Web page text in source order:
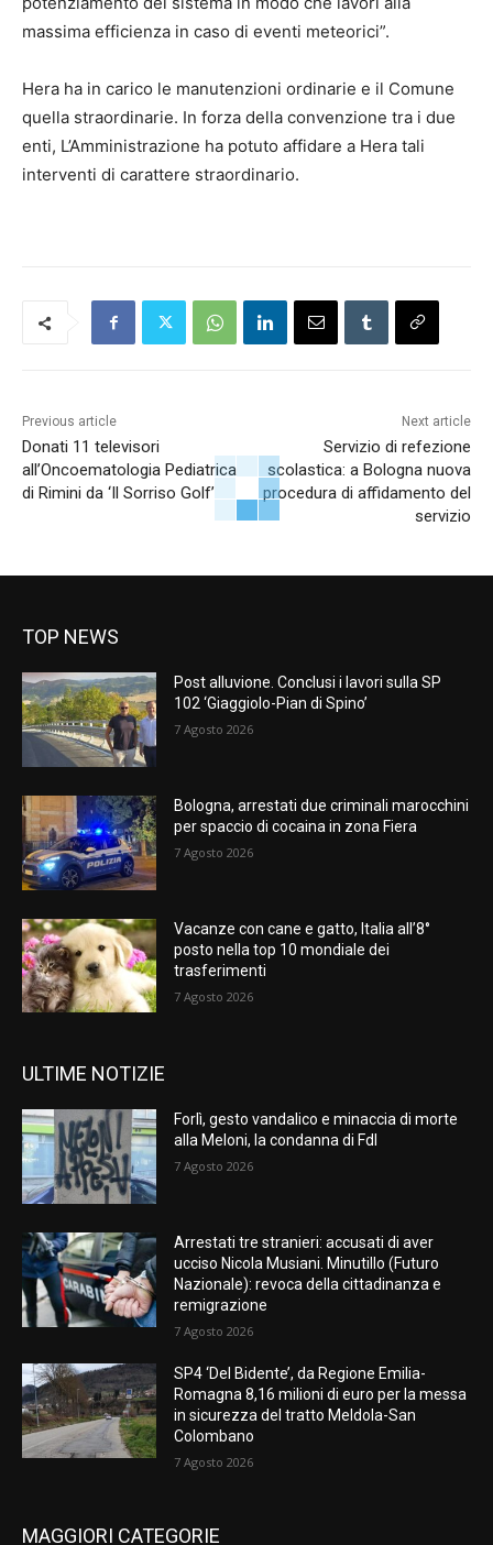
massima efficienza in caso di eventi meteorici”.
Hera ha in carico le manutenzioni ordinarie e il Comune
quella straordinarie. In forza della convenzione tra i due
enti, L’Amministrazione ha potuto affidare a Hera tali
interventi di carattere straordinario.
Previous article
Donati 11 televisori
all’Oncoematologia Pediatrica
di Rimini da ‘Il Sorriso Golf’
Next article
Servizio di refezione
scolastica: a Bologna nuova
procedura di affidamento del
servizio
TOP NEWS
Post alluvione. Conclusi i lavori sulla SP
102 ‘Giaggiolo-Pian di Spino’
7 Agosto 2026
Bologna, arrestati due criminali marocchini
per spaccio di cocaina in zona Fiera
7 Agosto 2026
Vacanze con cane e gatto, Italia all’8°
posto nella top 10 mondiale dei
trasferimenti
7 Agosto 2026
ULTIME NOTIZIE
Forlì, gesto vandalico e minaccia di morte
alla Meloni, la condanna di FdI
7 Agosto 2026
Arrestati tre stranieri: accusati di aver
ucciso Nicola Musiani. Minutillo (Futuro
Nazionale): revoca della cittadinanza e
remigrazione
7 Agosto 2026
SP4 ‘Del Bidente’, da Regione Emilia-
Romagna 8,16 milioni di euro per la messa
in sicurezza del tratto Meldola-San
Colombano
7 Agosto 2026
MAGGIORI CATEGORIE